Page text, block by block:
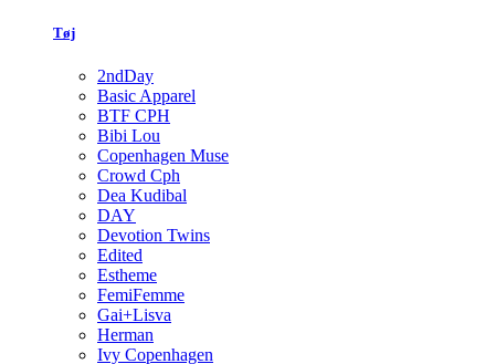
Tøj
2ndDay
Basic Apparel
BTF CPH
Bibi Lou
Copenhagen Muse
Crowd Cph
Dea Kudibal
DAY
Devotion Twins
Edited
Estheme
FemiFemme
Gai+Lisva
Herman
Ivy Copenhagen